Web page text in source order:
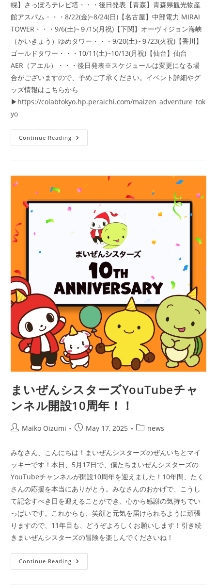
幌】さっぽろテレビ塔・・・後日発表【青森】青森県観光物産
館アスパム・・・8/22(金)~8/24(日)【名古屋】中部電力 MIRAI
TOWER・・・9/6(土)~９/15(月祝)【下関】オーヴィジョン海峡
（かいきょう）ゆめタワー・・・9/20(土)~９/23(火祝)【香川】
ゴールドタワー・・・10/11(土)~10/13(月祝)【仙台】仙台
AER（アエル）・・・後日発表※スケジュールは変更になる場
合がございますので、予めご了承ください。イベント詳細やグ
ッズ情報はこちらから
▶https://colabtokyo.hp.peraichi.com/maizen_adventure_tok
yo
Continue Reading ま
い
ベ
チ
ャ
ー
タ
ツ
ア
催
の
お
ら
せ！
まいぜんシスターズYouTubeチャ
ンネル開設10周年！！
PostMaiko Oizumi
PostMay 17, 2025
Postnews
みなさん、こんにちは！まいぜんシスターズのぜんいちとマイ
ッキーです！本日、5月17日で、僕たちまいぜんシスターズの
YouTubeチャンネルが開設10周年を迎えました！10年間、たく
さんの応援を本当にありがとう。みなさんのおかげで、こうし
て記念すべき日を迎えることができ、心から感謝の気持ちでい
っぱいです。これからも、笑顔と元気を届けられるように頑張
りますので、11年目も、どうぞよろしくお願いします！引き続
きまいぜんシスターズの冒険を楽しんでくださいね！
Continue Reading ま
い